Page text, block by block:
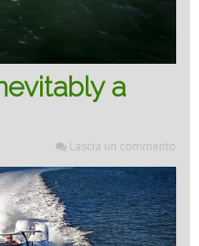
a
Lascia un commento